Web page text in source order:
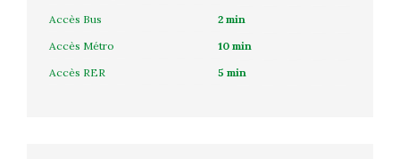
Accès Bus
2 min
Accès Métro
10 min
Accès RER
5 min